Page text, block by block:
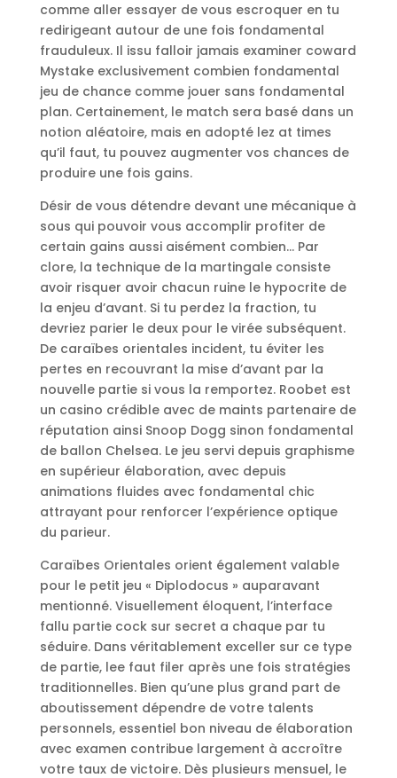
comme aller essayer de vous escroquer en tu
redirigeant autour de une fois fondamental
frauduleux. Il issu falloir jamais examiner coward
Mystake exclusivement combien fondamental
jeu de chance comme jouer sans fondamental
plan. Certainement, le match sera basé dans un
notion aléatoire, mais en adopté lez at times
qu’il faut, tu pouvez augmenter vos chances de
produire une fois gains.
Désir de vous détendre devant une mécanique à
sous qui pouvoir vous accomplir profiter de
certain gains aussi aisément combien… Par
clore, la technique de la martingale consiste
avoir risquer avoir chacun ruine le hypocrite de
la enjeu d’avant. Si tu perdez la fraction, tu
devriez parier le deux pour le virée subséquent.
De caraïbes orientales incident, tu éviter les
pertes en recouvrant la mise d’avant par la
nouvelle partie si vous la remportez. Roobet est
un casino crédible avec de maints partenaire de
réputation ainsi Snoop Dogg sinon fondamental
de ballon Chelsea. Le jeu servi depuis graphisme
en supérieur élaboration, avec depuis
animations fluides avec fondamental chic
attrayant pour renforcer l’expérience optique
du parieur.
Caraïbes Orientales orient également valable
pour le petit jeu « Diplodocus » auparavant
mentionné. Visuellement éloquent, l’interface
fallu partie cock sur secret a chaque par tu
séduire. Dans véritablement exceller sur ce type
de partie, lee faut filer après une fois stratégies
traditionnelles. Bien qu’une plus grand part de
aboutissement dépendre de votre talents
personnels, essentiel bon niveau de élaboration
avec examen contribue largement à accroître
votre taux de victoire. Dès plusieurs mensuel, le